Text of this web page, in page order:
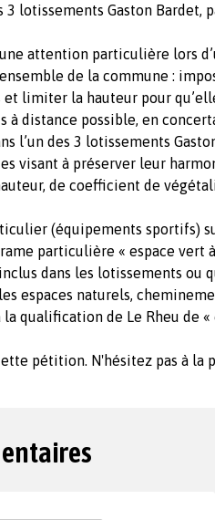
3 lotissements Gaston Bardet,
une attention particulière lors
de la commune :
limiter la hauteur pour
à distance possible, en
l’un des 3 lotissements
visant à préserver leur
de coefficient de
(équipements sportifs)
particulière « espace vert
dans les lotissements ou
espaces naturels,
qualification de Le Rheu de
pétition. N'hésitez pas à la